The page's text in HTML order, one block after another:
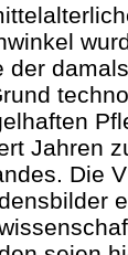
der
Jahren
Die